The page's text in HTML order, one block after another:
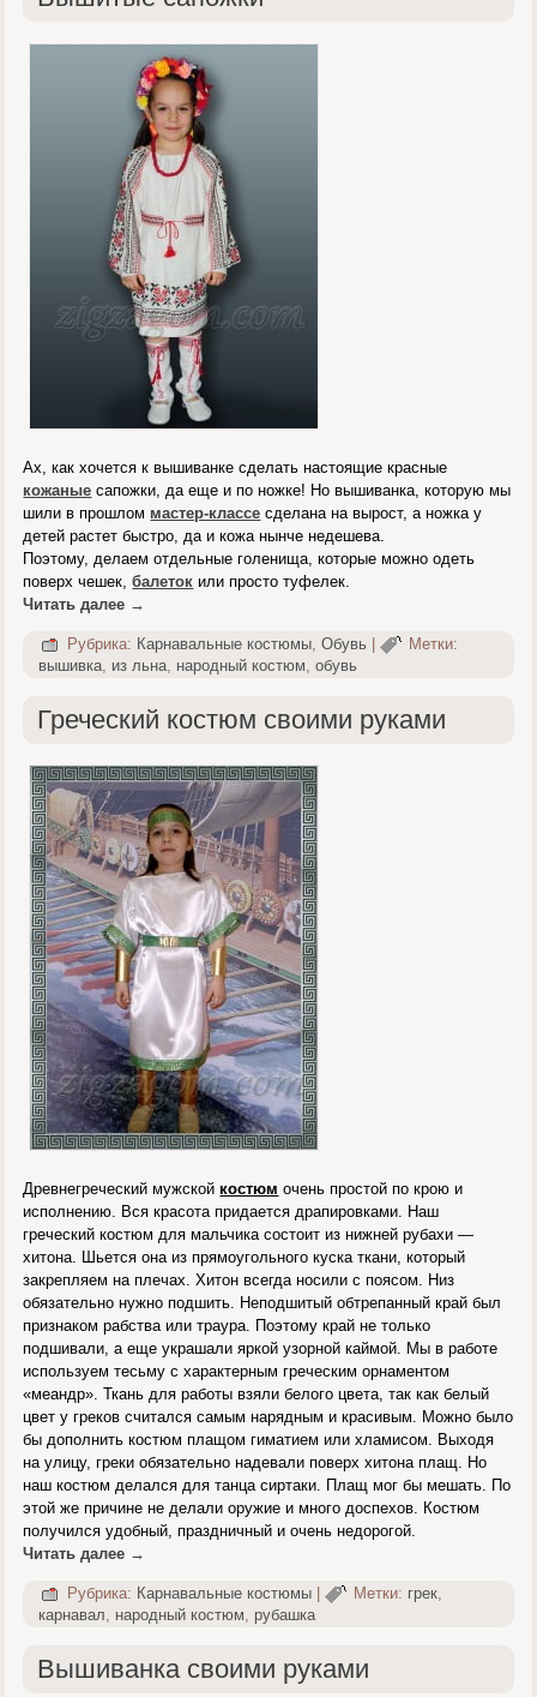
Ах, как хочется к вышиванке сделать настоящие красные
кожаные сапожки, да еще и по ножке! Но вышиванка, которую мы
шили в прошлом мастер-классе сделана на вырост, а ножка у
детей растет быстро, да и кожа нынче недешева.
Поэтому, делаем отдельные голенища, которые можно одеть
поверх чешек,балеток или просто туфелек.
Читать далее →
Рубрика: Карнавальные костюмы,Обувь |
Метки:
вышивка из льна народный костюм ,обувь
Греческий костюм своими руками
Древнегреческий мужскойкостюм очень простой по крою и
исполнению. Вся красота придается драпировками. Наш
греческий костюм для мальчика состоит из нижней рубахи —
хитона. Шьется она из прямоугольного куска ткани, который
закрепляем на плечах. Хитон всегда носили с поясом. Низ
обязательно нужно подшить. Неподшитый обтрепанный край был
признаком рабства или траура. Поэтому край не только
подшивали, а еще украшали яркой узорной каймой. Мы в работе
используем тесьму с характерным греческим орнаментом
«меандр». Ткань для работы взяли белого цвета, так как белый
цвет у греков считался самым нарядным и красивым. Можно было
бы дополнить костюм плащом гиматием или хламисом. Выходя
на улицу, греки обязательно надевали поверх хитона плащ. Но
наш костюм делался для танца сиртаки. Плащ мог бы мешать. По
этой же причине не делали оружие и много доспехов. Костюм
получился удобный, праздничный и очень недорогой.
Читать далее →
Рубрика: Карнавальные костюмы | Метки: грек,
карнавал
народный костюм рубашка
Вышиванка своими руками